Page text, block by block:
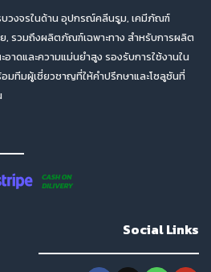
บวงจรในด้าน อุปกรณ์คลีนรูม, เคมีภัณฑ์
, รวมถึงผลิตภัณฑ์เฉพาะทาง สำหรับการผลิต
าดและความแม่นยำสูง รองรับการใช้งานใน
ทีมผู้เชี่ยวชาญที่ให้คำปรึกษาและโซลูชันที่
Social Links